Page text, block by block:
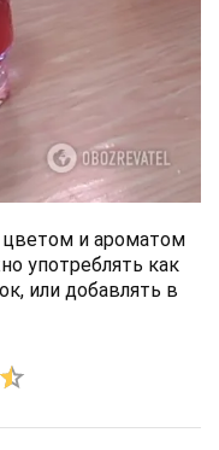
и ароматом
употреблять как
или добавлять в